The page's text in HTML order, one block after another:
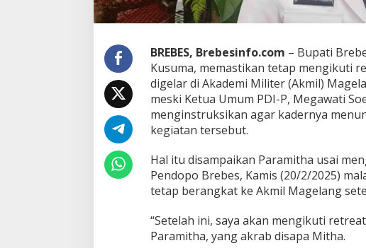
A
k
i
l
M
e
s
k
i
a
I
n
t
r
u
BREBES, Brebesinfo.com – Bupati
Kusuma, memastikan tetap mengikuti
digelar di Akademi Militer (Akmil)
meski Ketua Umum PDI-P, Megawati
menginstruksikan agar kadernya
kegiatan tersebut.
Hal itu disampaikan Paramitha usai
Pendopo Brebes, Kamis (20/2/2025)
tetap berangkat ke Akmil Magelang
“Setelah ini, saya akan mengikuti
Paramitha, yang akrab disapa Mitha.
Jalan Bergelombang dan Minim
Lampu di Ruas Bumiayu–
Bantarkawung Telan Korban,
In Berita, Daerah, Ekonomi, Hukum & Kriminal, Info